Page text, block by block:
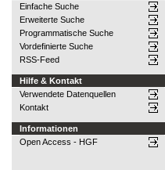
Einfache Suche
Erweiterte Suche
Programmatische Suche
Vordefinierte Suche
RSS-Feed
Hilfe & Kontakt
Verwendete Datenquellen
Kontakt
Informationen
Open Access - HGF